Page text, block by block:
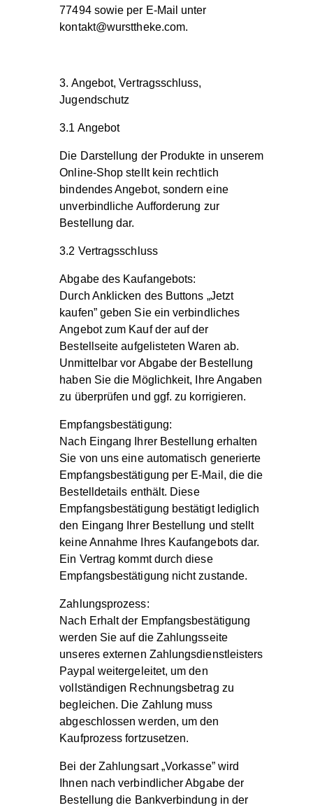
77494 sowie per E-Mail unter
kontakt@wursttheke.com.
3. Angebot, Vertragsschluss,
Jugendschutz
3.1 Angebot
Die Darstellung der Produkte in unserem
Online-Shop stellt kein rechtlich
bindendes Angebot, sondern eine
unverbindliche Aufforderung zur
Bestellung dar.
3.2 Vertragsschluss
Abgabe des Kaufangebots:
Durch Anklicken des Buttons „Jetzt
kaufen” geben Sie ein verbindliches
Angebot zum Kauf der auf der
Bestellseite aufgelisteten Waren ab.
Unmittelbar vor Abgabe der Bestellung
haben Sie die Möglichkeit, Ihre Angaben
zu überprüfen und ggf. zu korrigieren.
Empfangsbestätigung:
Nach Eingang Ihrer Bestellung erhalten
Sie von uns eine automatisch generierte
Empfangsbestätigung per E-Mail, die die
Bestelldetails enthält. Diese
Empfangsbestätigung bestätigt lediglich
den Eingang Ihrer Bestellung und stellt
keine Annahme Ihres Kaufangebots dar.
Ein Vertrag kommt durch diese
Empfangsbestätigung nicht zustande.
Zahlungsprozess:
Nach Erhalt der Empfangsbestätigung
werden Sie auf die Zahlungsseite
unseres externen Zahlungsdienstleisters
Paypal weitergeleitet, um den
vollständigen Rechnungsbetrag zu
begleichen. Die Zahlung muss
abgeschlossen werden, um den
Kaufprozess fortzusetzen.
Bei der Zahlungsart „Vorkasse” wird
Ihnen nach verbindlicher Abgabe der
Bestellung die Bankverbindung in der